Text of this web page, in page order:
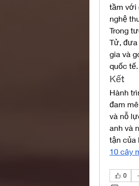
tầm với
nghệ
Trong
Tử, đưa
gia và
quốc tế.
Kết
Hành
đam
và nỗ
anh và
tận của
10 cây
0